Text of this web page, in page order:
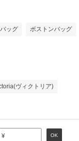
ッグ ボストンバッグ
ヴィクトリア)
¥ OK